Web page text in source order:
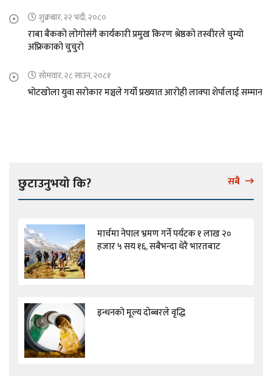
शुक्रबार, २२ भदौ, २०८०
राबा बैकको लोगोसंगै कार्यकारी प्रमुख किरण श्रेष्ठको तस्वीरले चुम्यो
अफ्रिकाको चुचुरो
सोमवार, २८ साउन, २०८१
भोटखोला युवा सरोकार मञ्चले गर्यो प्रख्यात आरोही लाक्पा शेर्पालाई सम्मान
छुटाउनुभयो कि? सबै
मार्चमा नेपाल भ्रमण गर्ने पर्यटक १ लाख २०
हजार ५ सय १६, सबैभन्दा धेरै भारतबाट
इन्धनको मूल्य दोब्बरले वृद्धि